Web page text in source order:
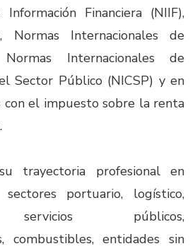
Financiera (NIIF),
Normas Internacionales de
Internacionales de
Sector Público (NICSP) y en
con el impuesto sobre la renta
trayectoria profesional en
portuario, logístico,
servicios públicos,
combustibles, entidades sin